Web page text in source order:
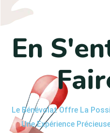
En S'en
Fair
Le Bénévolat Offre La
Une Expérience